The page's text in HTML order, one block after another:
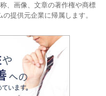
、画像、文章の著作権や商標
提供元企業に帰属します。